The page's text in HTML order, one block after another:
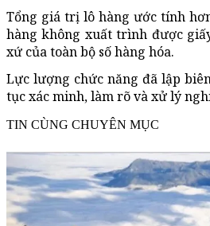
Tổng giá trị lô hàng ước tính
hàng không xuất trình được
xứ của toàn bộ số hàng hóa.
Lực lượng chức năng đã lập
tục xác minh, làm rõ và xử lý
TIN CÙNG CHUYÊN MỤC